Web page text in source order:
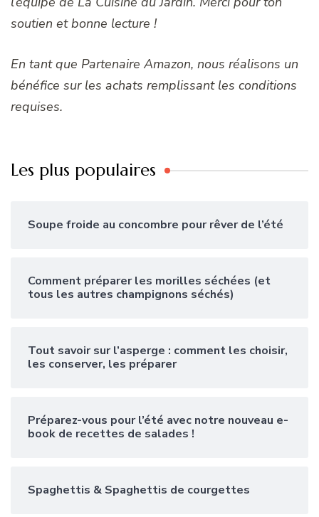
soutien et bonne lecture !
En tant que Partenaire Amazon, nous réalisons un
bénéfice sur les achats remplissant les conditions
requises.
Les plus populaires
Soupe froide au concombre pour rêver de l’été
Comment préparer les morilles séchées (et
tous les autres champignons séchés)
Tout savoir sur l’asperge : comment les choisir,
les conserver, les préparer
Préparez-vous pour l’été avec notre nouveau e-
book de recettes de salades !
Spaghettis & Spaghettis de courgettes